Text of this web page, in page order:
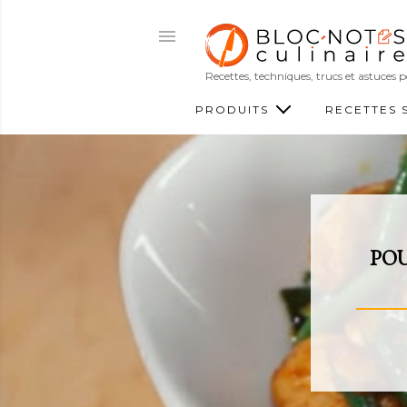
Recettes, techniques, trucs et astuces
PRODUITS RECETTES